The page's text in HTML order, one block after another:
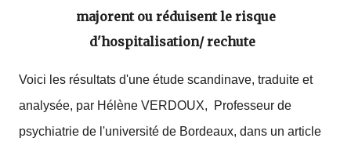
majorent ou réduisent le risque
d'hospitalisation/ rechute
Voici les résultats d'une étude scandinave, traduite et
analysée, par Hélène VERDOUX, Professeur de
psychiatrie de l'université de Bordeaux, dans un article